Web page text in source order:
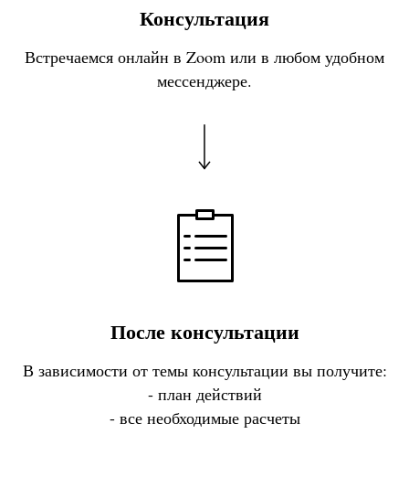
Консультация
Встречаемся онлайн в Zoom или в любом удобном
мессенджере.
После консультации
В зависимости от темы консультации вы получите:
- план действий
- все необходимые расчеты